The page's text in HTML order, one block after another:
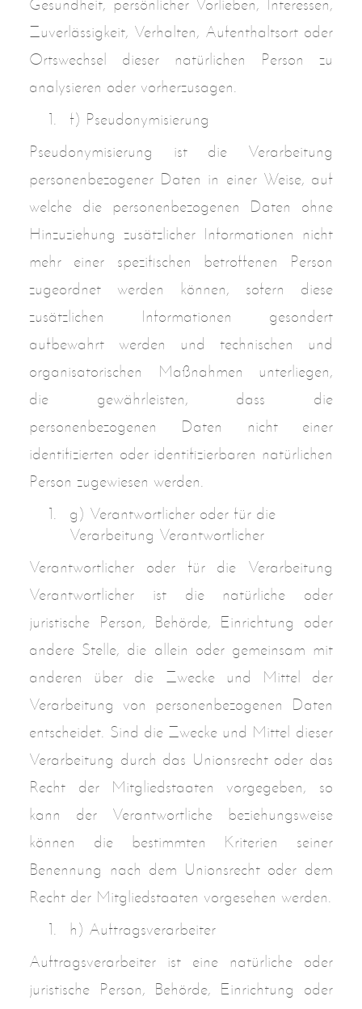
Gesundheit, persönlicher Vorlieben, Interessen,
Zuverlässigkeit, Verhalten, Aufenthaltsort oder
Ortswechsel dieser natürlichen Person zu
analysieren oder vorherzusagen.
f) Pseudonymisierung
Pseudonymisierung ist die Verarbeitung
personenbezogener Daten in einer Weise, auf
welche die personenbezogenen Daten ohne
Hinzuziehung zusätzlicher Informationen nicht
mehr einer spezifischen betroffenen Person
zugeordnet werden können, sofern diese
zusätzlichen Informationen gesondert
aufbewahrt werden und technischen und
organisatorischen Maßnahmen unterliegen,
die gewährleisten, dass die
personenbezogenen Daten nicht einer
identifizierten oder identifizierbaren natürlichen
Person zugewiesen werden.
g) Verantwortlicher oder für die
Verarbeitung Verantwortlicher
Verantwortlicher oder für die Verarbeitung
Verantwortlicher ist die natürliche oder
juristische Person, Behörde, Einrichtung oder
andere Stelle, die allein oder gemeinsam mit
anderen über die Zwecke und Mittel der
Verarbeitung von personenbezogenen Daten
entscheidet. Sind die Zwecke und Mittel dieser
Verarbeitung durch das Unionsrecht oder das
Recht der Mitgliedstaaten vorgegeben, so
kann der Verantwortliche beziehungsweise
können die bestimmten Kriterien seiner
Benennung nach dem Unionsrecht oder dem
Recht der Mitgliedstaaten vorgesehen werden.
h) Auftragsverarbeiter
Auftragsverarbeiter ist eine natürliche oder
juristische Person, Behörde, Einrichtung oder